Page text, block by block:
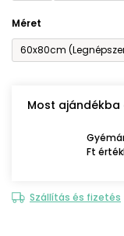
Méret
60x80cm
Most ajándékba
Ft
Szállítás és fizetés